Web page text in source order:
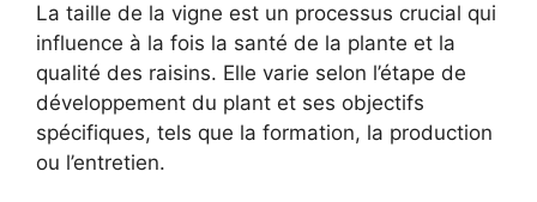
La taille de la vigne est un processus crucial qui
influence à la fois la santé de la plante et la
qualité des raisins. Elle varie selon l’étape de
développement du plant et ses objectifs
spécifiques, tels que la formation, la production
ou l’entretien.